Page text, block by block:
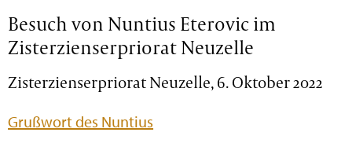
Besuch von Nuntius Eterovic im
Zisterzienserpriorat Neuzelle
Zisterzienserpriorat Neuzelle, 6. Oktober 2022
Grußwort des Nuntius